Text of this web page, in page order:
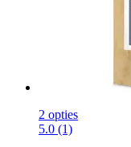
2 opties
5.0 (1)